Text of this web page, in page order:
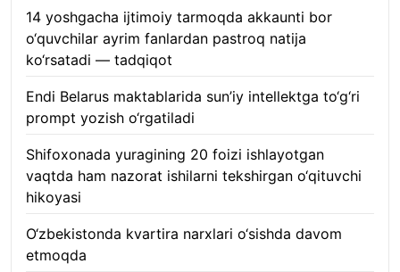
14 yoshgacha ijtimoiy tarmoqda akkaunti bor
o‘quvchilar ayrim fanlardan pastroq natija
ko‘rsatadi — tadqiqot
Endi Belarus maktablarida sun’iy intellektga to‘g‘ri
prompt yozish o‘rgatiladi
Shifoxonada yuragining 20 foizi ishlayotgan
vaqtda ham nazorat ishilarni tekshirgan o‘qituvchi
hikoyasi
O‘zbekistonda kvartira narxlari o‘sishda davom
etmoqda